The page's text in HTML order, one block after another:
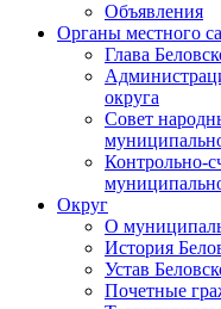
Объявления
Органы местного
Глава
округа
Совет
Контрольно-
Округ
О
История
Устав
Почетные